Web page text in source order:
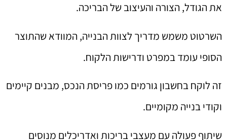
את הגודל, הצורה והעיצוב של הבריכה.
השרטוט משמש מדריך לצוות הבנייה, המוודא שהתוצר
הסופי עומד במפרט ודרישות הלקוח.
זה לוקח בחשבון גורמים כמו פריסת הנכס, מבנים קיימים
וקודי בנייה מקומיים.
שיתוף פעולה עם מעצבי בריכות ואדריכלים מנוסים